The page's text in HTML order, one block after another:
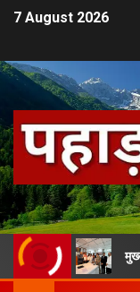
7 August 2026
मुख्य निर्वाचन